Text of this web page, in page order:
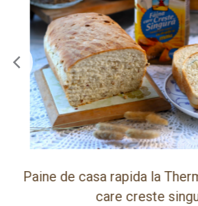
Paine de casa rapida la
care creste